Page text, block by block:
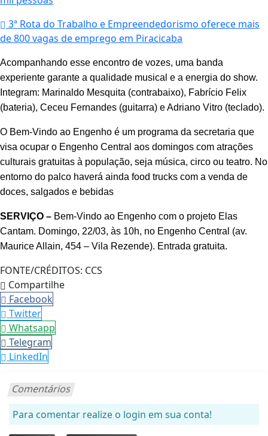
3ª Rota do Trabalho e Empreendedorismo oferece mais
de 800 vagas de emprego em Piracicaba
Acompanhando esse encontro de vozes, uma banda
experiente garante a qualidade musical e a energia do show.
Integram: Marinaldo Mesquita (contrabaixo), Fabrício Felix
(bateria), Ceceu Fernandes (guitarra) e Adriano Vitro (teclado).
O Bem-Vindo ao Engenho é um programa da secretaria que
visa ocupar o Engenho Central aos domingos com atrações
culturais gratuitas à população, seja música, circo ou teatro. No
entorno do palco haverá ainda food trucks com a venda de
doces, salgados e bebidas
SERVIÇO – Bem-Vindo ao Engenho com o projeto Elas
Cantam. Domingo, 22/03, às 10h, no Engenho Central (av.
Maurice Allain, 454 – Vila Rezende). Entrada gratuita.
FONTE/CRÉDITOS: CCS
Compartilhe
Facebook
Twitter
Whatsapp
Telegram
LinkedIn
Comentários
Para comentar realize o login em sua conta!